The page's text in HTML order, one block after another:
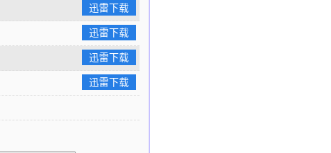
迅雷下载
迅雷下载
迅雷下载
迅雷下载